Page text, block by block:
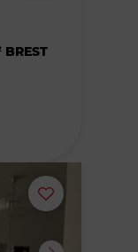
BREST
Ajouter
ou